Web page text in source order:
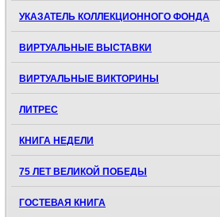
УКАЗАТЕЛЬ КОЛЛЕКЦИОННОГО ФОНДА
ВИРТУАЛЬНЫЕ ВЫСТАВКИ
ВИРТУАЛЬНЫЕ ВИКТОРИНЫ
ЛИТРЕС
КНИГА НЕДЕЛИ
75 ЛЕТ ВЕЛИКОЙ ПОБЕДЫ
ГОСТЕВАЯ КНИГА